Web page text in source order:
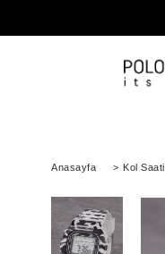
Anasayfa > Kol Saati